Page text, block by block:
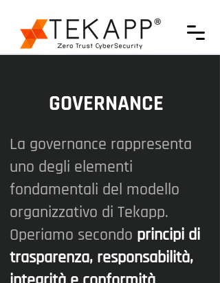
GOVERNANCE
La governance rappresenta
uno degli elementi
fondamentali del modello
organizzativo di Tekapp.
Operiamo secondo principi di
trasparenza, responsabilità,